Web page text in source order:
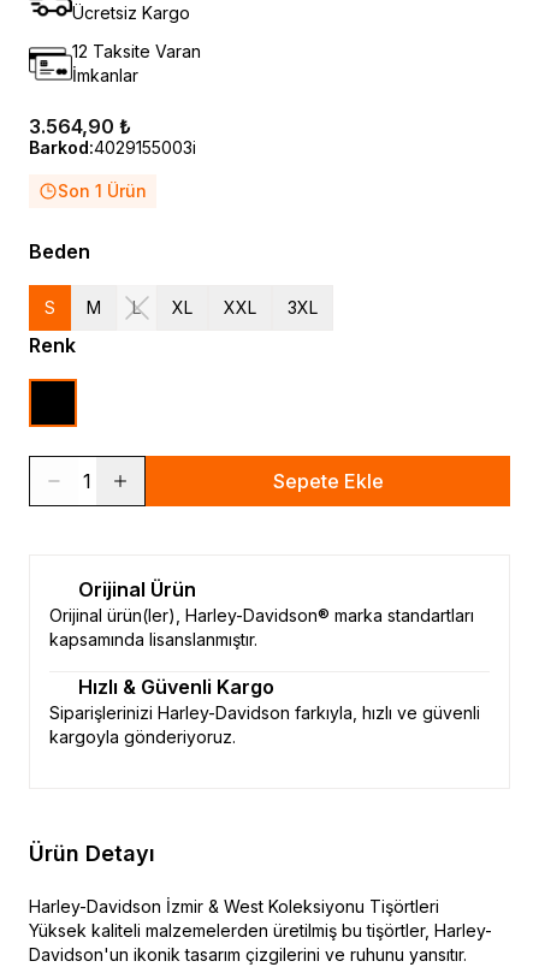
Ücretsiz Kargo
12 Taksite Varan
İmkanlar
3.564,90 ₺
Barkod:4029155003i
Son 1 Ürün
Beden
S M L XL XXL 3XL
Renk
1 Sepete Ekle
Orijinal Ürün
Orijinal ürün(ler), Harley-Davidson® marka standartları
kapsamında lisanslanmıştır.
Hızlı & Güvenli Kargo
Siparişlerinizi Harley-Davidson farkıyla, hızlı ve güvenli
kargoyla gönderiyoruz.
Ürün Detayı
Harley-Davidson İzmir & West Koleksiyonu Tişörtleri
Yüksek kaliteli malzemelerden üretilmiş bu tişörtler, Harley-
Davidson'un ikonik tasarım çizgilerini ve ruhunu yansıtır.